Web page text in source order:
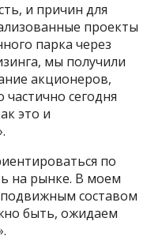
и причин для
проекты
парка через
мы получили
акционеров,
сегодня
это и
по
на рынке. В моем
составом
быть, ожидаем